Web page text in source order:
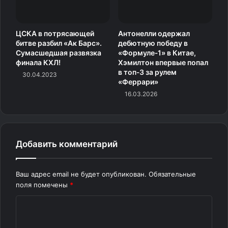
в международных соревнованиях с национальным
флагом и гимном.
Источник
ЦСКА в потрясающей
битве разбил «Ак Барс».
Сумасшедшая развязка
финала КХЛ!
30.04.2023
Антонелли одержал
дебютную победу в
«Формуле‑1» в Китае,
Хэмилтон впервые попал
в топ‑3 за рулем
«Феррари»
16.03.2026
Добавить комментарий
Ваш адрес email не будет опубликован. Обязательные
поля помечены *